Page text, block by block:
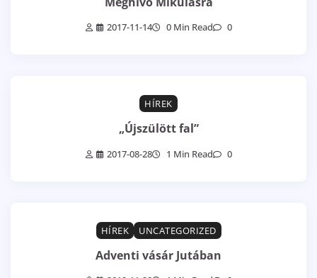
2017-11-14 0 Min Read 0
HÍREK
„Újszülött fal”
2017-08-28 1 Min Read 0
HÍREK UNCATEGORIZED
Adventi vásár Jutában